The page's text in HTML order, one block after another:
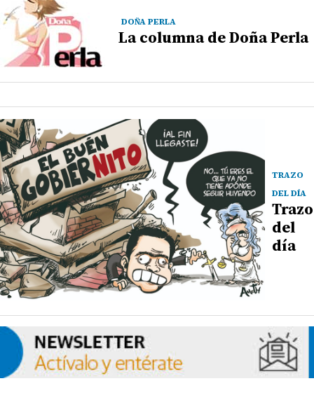
DOÑA PERLA
La columna de Doña Perla
TRAZO
DEL DÍA
Trazo
del
día